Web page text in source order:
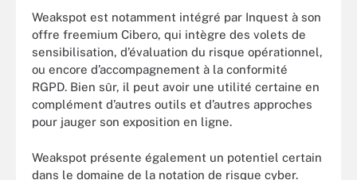
Weakspot est notamment intégré par Inquest à son
offre freemium Cibero, qui intègre des volets de
sensibilisation, d’évaluation du risque opérationnel,
ou encore d’accompagnement à la conformité
RGPD. Bien sûr, il peut avoir une utilité certaine en
complément d’autres outils et d’autres approches
pour jauger son exposition en ligne.
Weakspot présente également un potentiel certain
dans le domaine de la notation de risque cyber.